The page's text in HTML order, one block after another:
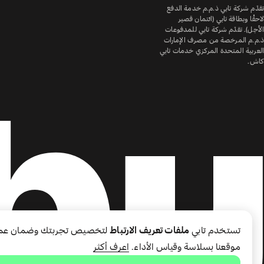
تقدّم شركة تابي ذ.م.م خدمة الدفع
لاحقًا وبطاقة تابي (ائتمان قصير
الأجل). تقدّم شركة تابي للمدفوعات
ذ.م.م المرخصة من مصرف الإمارات
العربية المتحدة المركزي خدمات تابي
كاش.
تستخدم تابي ملفات تعريف الارتباطلتخصيص تجربتك وضمان
موقعنا بسلاسة وقياس الأداء. اعرف أكثر